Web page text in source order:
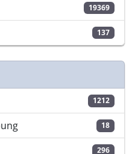
19369
137
1212
18
296